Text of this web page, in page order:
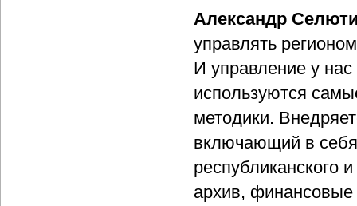
Александр
управлять
И управление у
используются
методики.
включающий в
республиканского
архив, финансовые